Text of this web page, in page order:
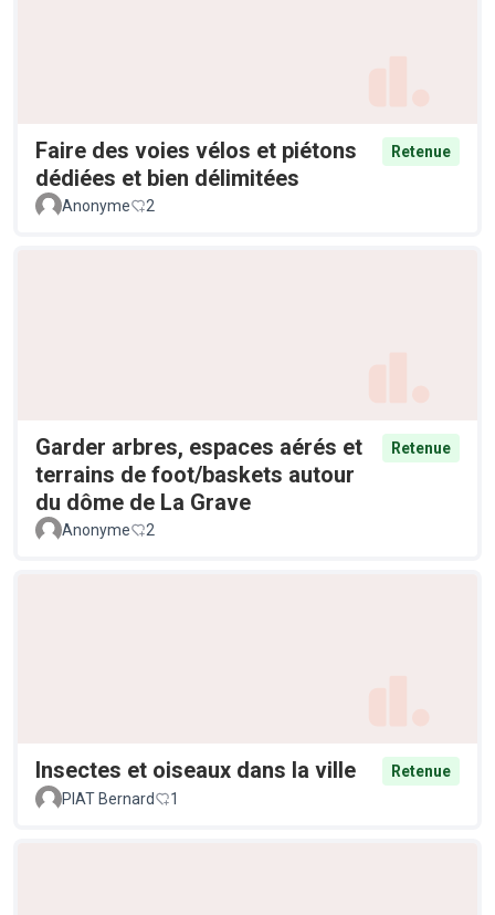
Faire des voies vélos et piétons
dédiées et bien délimitées
Retenue
Anonyme 2
Garder arbres, espaces aérés et
terrains de foot/baskets autour
du dôme de La Grave
Retenue
Anonyme 2
Insectes et oiseaux dans la ville
Retenue
PIAT Bernard
1